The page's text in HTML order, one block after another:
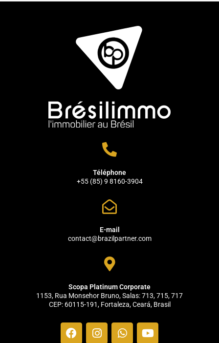
Téléphone
+55 (85) 9 8160-3904
E-mail
contact@brazilpartner.com
Scopa Platinum Corporate
1153, Rua Monsehor Bruno, Salas: 713, 715, 717
CEP: 60115-191, Fortaleza, Ceará, Brasil